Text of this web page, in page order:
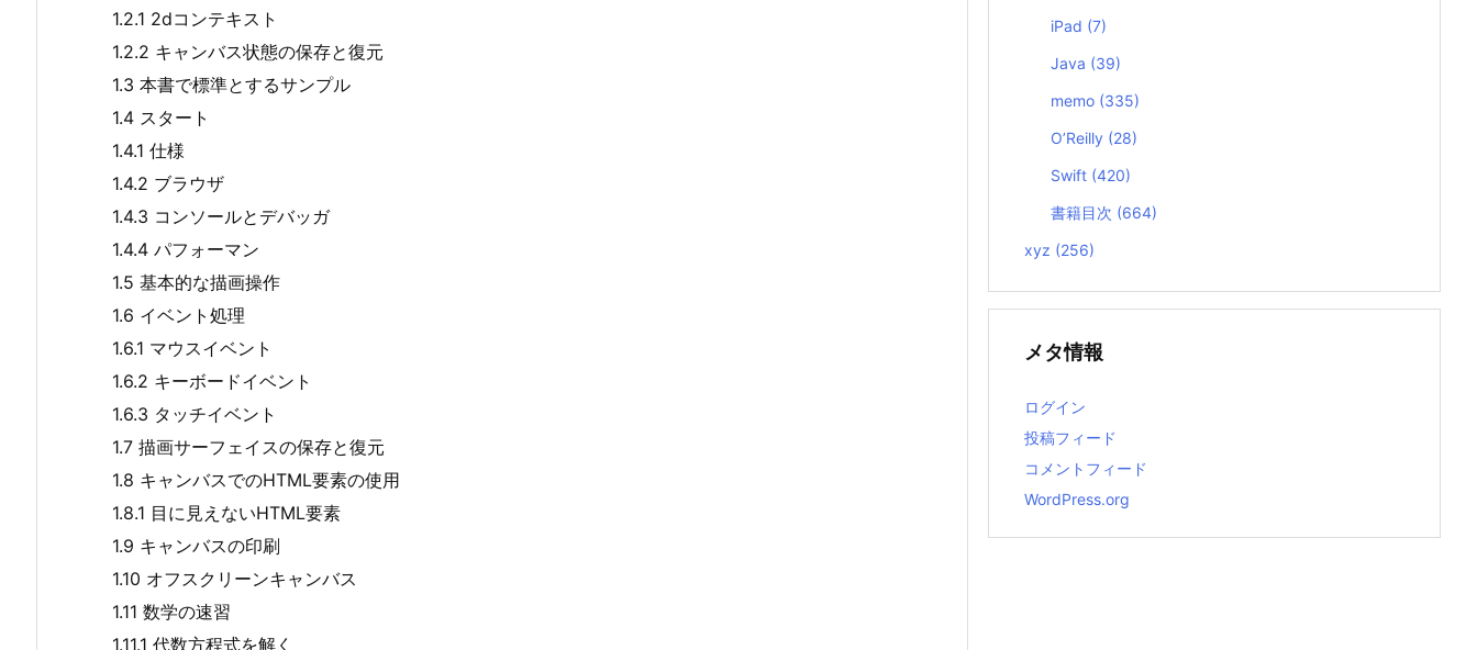
1.2.1 2dコンテキスト
1.2.2 キャンバス状態の保存と復元
1.3 本書で標準とするサンプル
1.4 スタート
1.4.1 仕様
1.4.2 ブラウザ
1.4.3 コンソールとデバッガ
1.4.4 パフォーマン
1.5 基本的な描画操作
1.6 イベント処理
1.6.1 マウスイベント
1.6.2 キーボードイベント
1.6.3 タッチイベント
1.7 描画サーフェイスの保存と復元
1.8 キャンバスでのHTML要素の使用
1.8.1 目に見えないHTML要素
1.9 キャンバスの印刷
1.10 オフスクリーンキャンバス
1.11 数学の速習
1.11.1 代数方程式を解く
iPad (7)
Java (39)
memo (335)
O’Reilly (28)
Swift (420)
書籍目次 (664)
xyz (256)
メタ情報
ログイン
投稿フィード
コメントフィード
WordPress.org